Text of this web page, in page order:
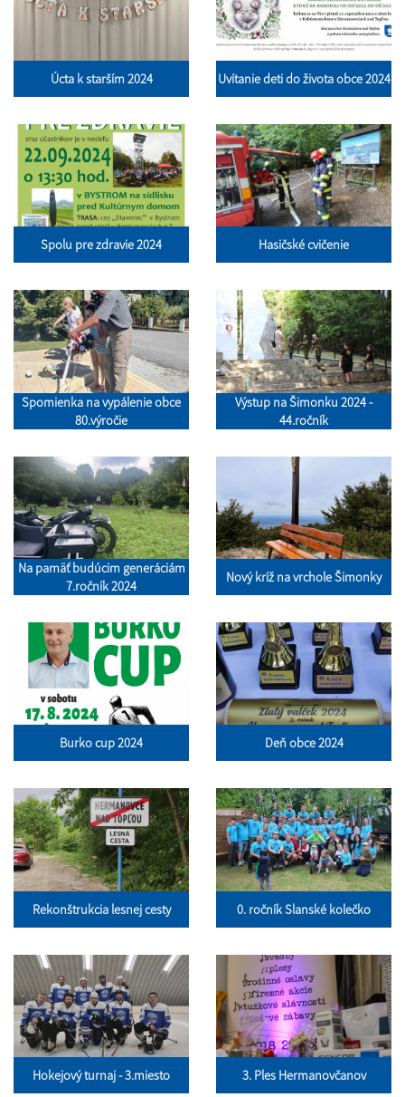
Úcta k starším 2024 Uvítanie deti do života obce 2024
Spolu pre zdravie 2024 Hasičské cvičenie
Spomienka na vypálenie obce
80.výročie
Výstup na Šimonku 2024 -
44.ročník
Na pamäť budúcim generáciám
7.ročník 2024
Nový kríž na vrchole Šimonky
Burko cup 2024 Deň obce 2024
Rekonštrukcia lesnej cesty 0. ročník Slanské kolečko
Hokejový turnaj - 3.miesto 3. Ples Hermanovčanov